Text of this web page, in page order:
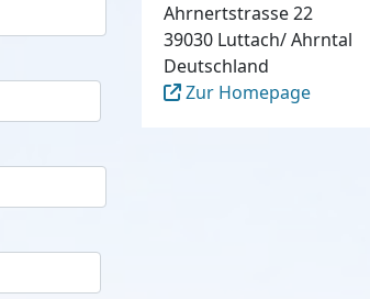
Ahrnertstrasse 22
39030 Luttach/ Ahrntal
Deutschland
Zur Homepage